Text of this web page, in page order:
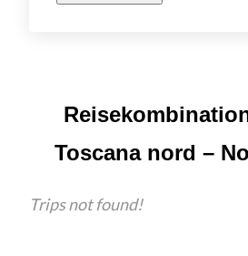
Toscana nord –
Trips not found!